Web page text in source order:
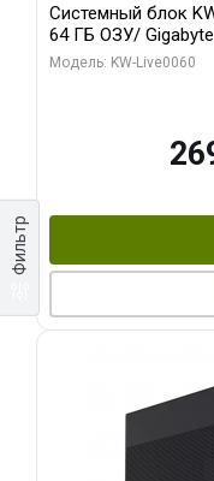
Фильтр
Системный блок
64 ГБ ОЗУ/ Gigabyte
GDDR7 128bit 3xDP
Модель: KW-Live0060